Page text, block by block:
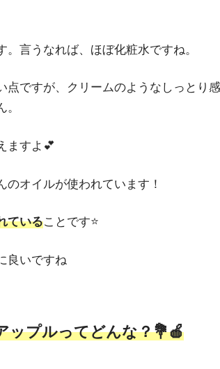
言うなれば、ほぼ化粧水ですね。
点ですが、クリームのようなしっとり
ますよ💕
オイルが使われています！
ていることです⭐️
良いですね
ップルってどんな？💐🍎